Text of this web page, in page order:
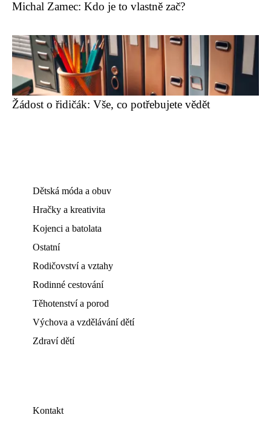
Michal Zamec: Kdo je to vlastně zač?
Žádost o řidičák: Vše, co potřebujete vědět
Dětská móda a obuv
Hračky a kreativita
Kojenci a batolata
Ostatní
Rodičovství a vztahy
Rodinné cestování
Těhotenství a porod
Výchova a vzdělávání dětí
Zdraví dětí
Kontakt